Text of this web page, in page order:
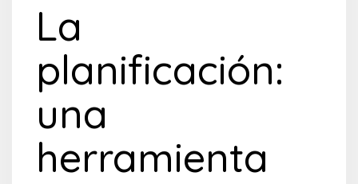
La
planificación:
una
herramienta